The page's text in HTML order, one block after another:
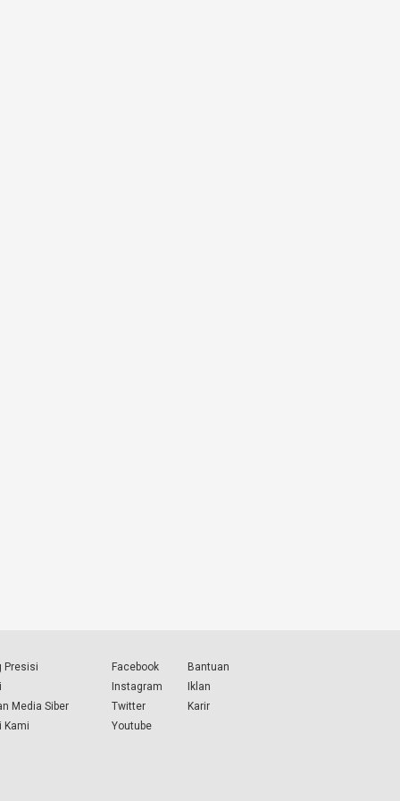
Presisi
Media Siber
Kami
Facebook
Instagram
Twitter
Youtube
Bantuan
Iklan
Karir